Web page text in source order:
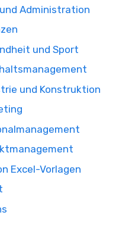
Administration
und Sport
und Konstruktion
Excel-Vorlagen